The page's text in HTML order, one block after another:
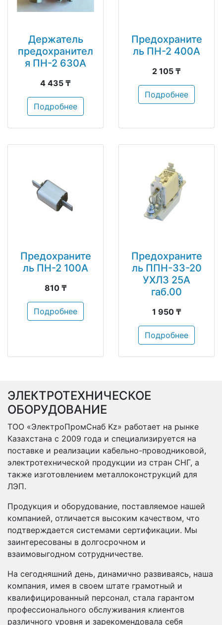
Держатель
предохранител
я ПН-2 630А
4 435 ₸
Подробнее
Предохраните
ль ПН-2 400А
2 105 ₸
Подробнее
Предохраните
ль ПН-2 100А
810 ₸
Подробнее
Предохраните
ль ППН-33-20
УХЛ3 25А
габ.00
1 950 ₸
Подробнее
ЭЛЕКТРОТЕХНИЧЕСКОЕ
ОБОРУДОВАНИЕ
ТОО «ЭлектроПромСнаб Kz» работает на рынке
Казахстана с 2009 года и специализируется на
поставке и реализации кабельно-проводниковой,
электротехнической продукции из стран СНГ, а
также изготовлением металлоконструкций для
ЛЭП.
Продукция и оборудование, поставляемое нашей
компанией, отличается высоким качеством, что
подтверждается системами сертификации. Мы
заинтересованы в долгосрочном и
взаимовыгодном сотрудничестве.
На сегодняшний день, динамично развиваясь, наша
компания, имея в своем штате грамотный и
квалифицированный персонал, стала гарантом
профессионального обслуживания клиентов
различного уровня и зарекомендовала себя